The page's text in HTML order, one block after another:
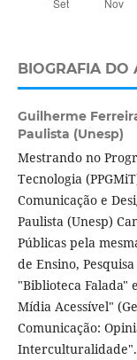
BIOGRAFIA DO
Guilherme
Paulista (Unesp)
Mestrando no
Tecnologia
Comunicação e
Paulista (Unesp)
Públicas pela
de Ensino,
"Biblioteca Falada"
Mídia Acessível"
Comunicação:
Interculturalidade".